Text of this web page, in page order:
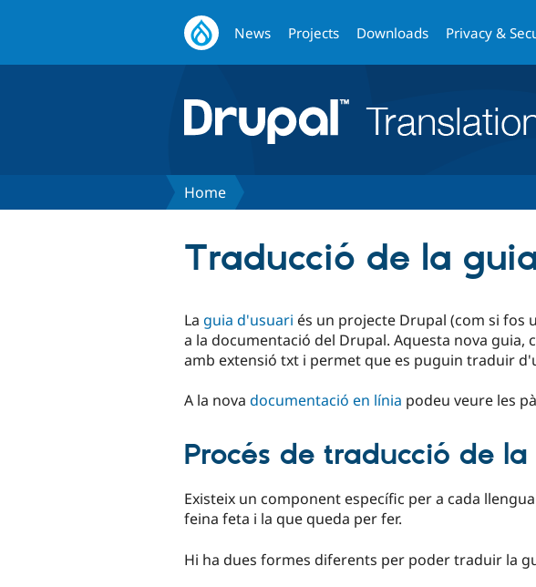
News Projects Downloads Privacy &
Home
Traducció de la
La guia d'usuari és un projecte Drupal (com si
a la documentació del Drupal. Aquesta nova
amb extensió txt i permet que es puguin traduir
A la nova documentació en línia podeu veure les
Procés de traducció de
Existeix un component específic per a cada
feina feta i la que queda per fer.
Hi ha dues formes diferents per poder traduir la